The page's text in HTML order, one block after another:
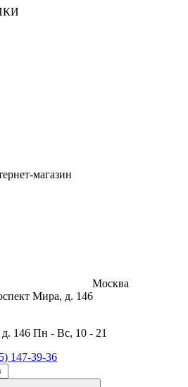
магазин
Москва
Мира, д. 146
146 Пн - Вс, 10 - 21
147-39-36